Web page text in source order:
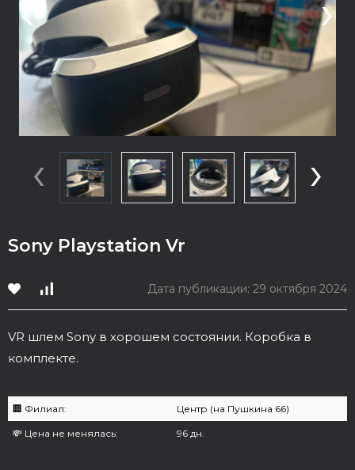
‹ ›
‹ ›
Sony Playstation Vr
Дата публикации: 29 октября 2024
VR шлем Sony в хорошем состоянии. Коробка в
комплекте.
🏢 Филиал: Центр (на Пушкина 66)
💸 Цена не менялась: 96 дн.